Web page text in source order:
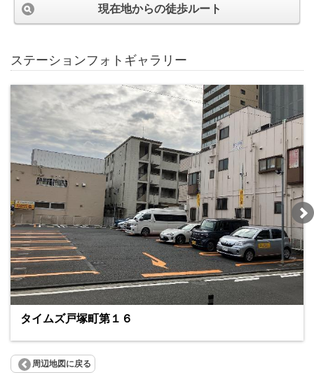
現在地からの徒歩ルート
ステーションフォトギャラリー
タイムズ戸塚町第１６
周辺地図に戻る